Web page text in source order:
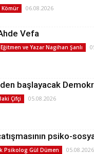
Kömür 06.08.2026
Vefa
Eğitmen ve Yazar Nagihan Şanlı
başlayacak
Çifçi 05.08.2026
psiko-
Psikolog Gül Dümen 05.08.2026